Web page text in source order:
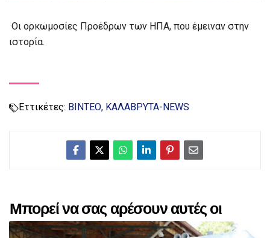
Οι ορκωμοσίες Προέδρων των ΗΠΑ, που έμειναν στην
ιστορία.
Εττικέτες: ΒΙΝΤΕΟ ΚΑΛΑΒΡΥΤΑ-NEWS
Μπορεί να σας αρέσουν αυτές οι
αναρτήσεις